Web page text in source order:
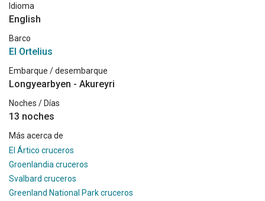
Idioma
English
Barco
El Ortelius
Embarque / desembarque
Longyearbyen - Akureyri
Noches / Días
13 noches
Más acerca de
El Ártico cruceros
Groenlandia cruceros
Svalbard cruceros
Greenland National Park cruceros